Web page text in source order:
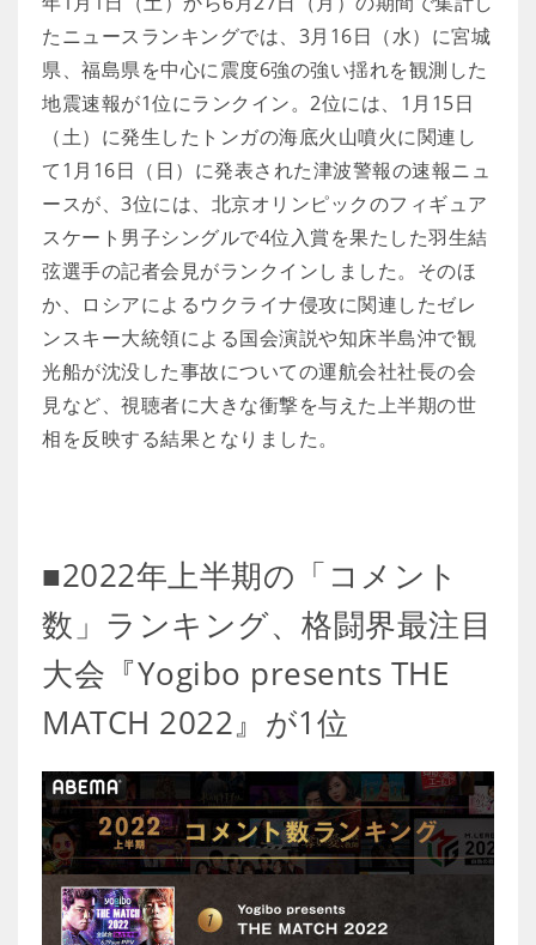
たニュースランキングでは、3月16日（水）に宮城
県、福島県を中心に震度6強の強い揺れを観測した
地震速報が1位にランクイン。2位には、1月15日
（土）に発生したトンガの海底火山噴火に関連し
て1月16日（日）に発表された津波警報の速報ニュ
ースが、3位には、北京オリンピックのフィギュア
スケート男子シングルで4位入賞を果たした羽生結
弦選手の記者会見がランクインしました。そのほ
か、ロシアによるウクライナ侵攻に関連したゼレ
ンスキー大統領による国会演説や知床半島沖で観
光船が沈没した事故についての運航会社社長の会
見など、視聴者に大きな衝撃を与えた上半期の世
相を反映する結果となりました。
■2022年上半期の「コメント
数」ランキング、格闘界最注目
大会『Yogibo presents THE
MATCH 2022』が1位